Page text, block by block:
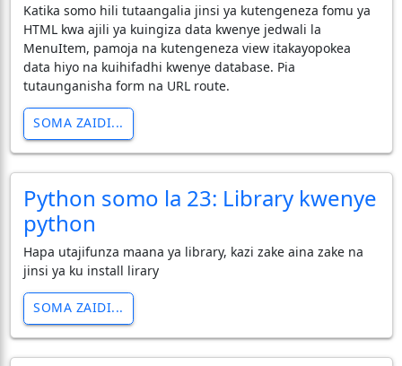
Katika somo hili tutaangalia jinsi ya kutengeneza fomu ya
HTML kwa ajili ya kuingiza data kwenye jedwali la
MenuItem, pamoja na kutengeneza view itakayopokea
data hiyo na kuihifadhi kwenye database. Pia
tutaunganisha form na URL route.
SOMA ZAIDI...
Python somo la 23: Library kwenye
python
Hapa utajifunza maana ya library, kazi zake aina zake na
jinsi ya ku install lirary
SOMA ZAIDI...